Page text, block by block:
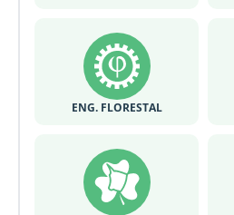
ENG. FLORESTAL